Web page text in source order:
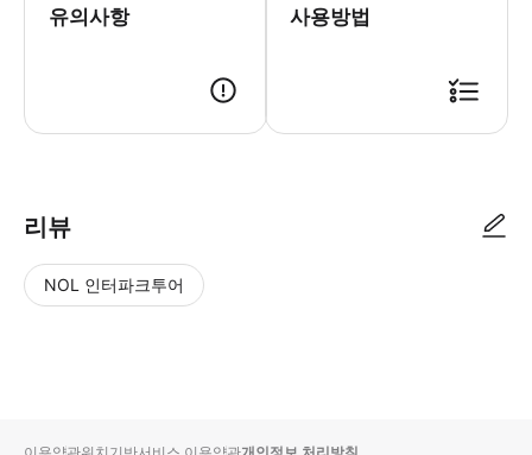
유의사항 사용방법
리뷰
NOL 인터파크투어